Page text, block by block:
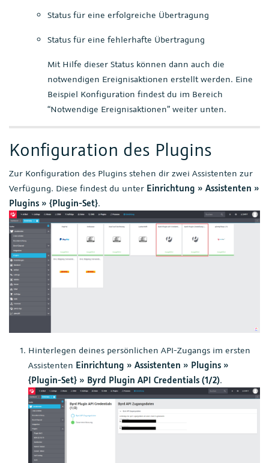
Status für eine erfolgreiche Übertragung
Status für eine fehlerhafte Übertragung
Mit Hilfe dieser Status können dann auch die
notwendigen Ereignisaktionen erstellt werden. Eine
Beispiel Konfiguration findest du im Bereich
“Notwendige Ereignisaktionen” weiter unten.
Konfiguration des Plugins
Zur Konfiguration des Plugins stehen dir zwei Assistenten zur
Verfügung. Diese findest du unter Einrichtung » Assistenten »
Plugins » {Plugin-Set}.
Hinterlegen deines persönlichen API-Zugangs im ersten
Assistenten Einrichtung » Assistenten » Plugins »
{Plugin-Set} » Byrd Plugin API Credentials (1/2).